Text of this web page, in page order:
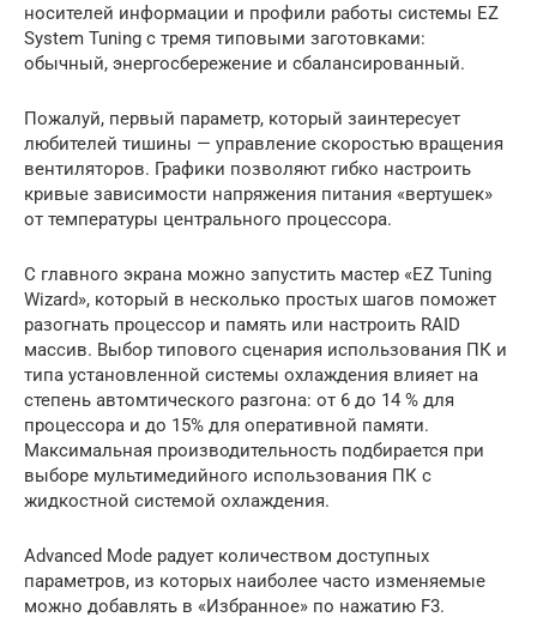
носителей информации и профили работы системы EZ
System Tuning с тремя типовыми заготовками:
обычный, энергосбережение и сбалансированный.
Пожалуй, первый параметр, который заинтересует
любителей тишины — управление скоростью вращения
вентиляторов. Графики позволяют гибко настроить
кривые зависимости напряжения питания «вертушек»
от температуры центрального процессора.
С главного экрана можно запустить мастер «EZ Tuning
Wizard», который в несколько простых шагов поможет
разогнать процессор и память или настроить RAID
массив. Выбор типового сценария использования ПК и
типа установленной системы охлаждения влияет на
степень автомтического разгона: от 6 до 14 % для
процессора и до 15% для оперативной памяти.
Максимальная производительность подбирается при
выборе мультимедийного использования ПК с
жидкостной системой охлаждения.
Advanced Mode радует количеством доступных
параметров, из которых наиболее часто изменяемые
можно добавлять в «Избранное» по нажатию F3.